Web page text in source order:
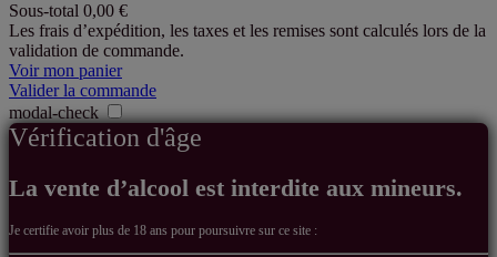
Produits
dans
le
panier
Sous-total 0,00 €
Les frais d’expédition, les taxes et les remises sont calculés lors de la
validation de commande.
Voir mon panier
Valider la commande
modal-check
Vérification d'âge
La vente d’alcool est interdite aux mineurs.
Je certifie avoir plus de 18 ans pour poursuivre sur ce site :